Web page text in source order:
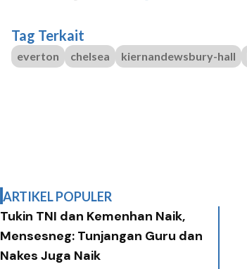
Tag Terkait
everton chelsea kiernandewsbury-hall
ARTIKEL POPULER
Tukin TNI dan Kemenhan Naik,
Mensesneg: Tunjangan Guru dan
Nakes Juga Naik